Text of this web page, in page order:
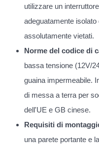
utilizzare un
adeguatamente
assolutamente vietati.
Norme del codice di
bassa tensione (12V/
guaina impermeabile.
di messa a terra per
dell'UE e GB cinese.
Requisiti di
una parete portante e